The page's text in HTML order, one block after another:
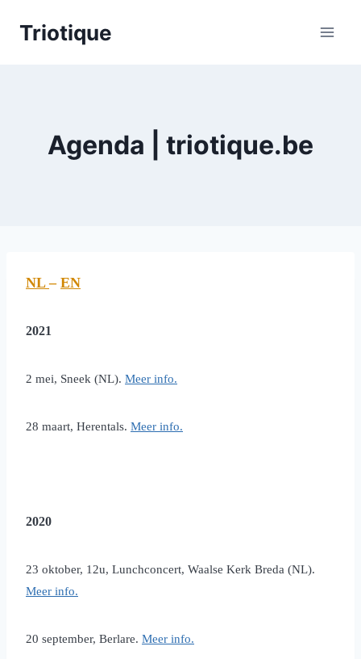
Triotique
Agenda | triotique.be
NL– EN
2021
2 mei, Sneek (NL). Meer info.
28 maart, Herentals. Meer info.
2020
23 oktober, 12u, Lunchconcert, Waalse Kerk Breda (NL).
Meer info.
20 september, Berlare. Meer info.